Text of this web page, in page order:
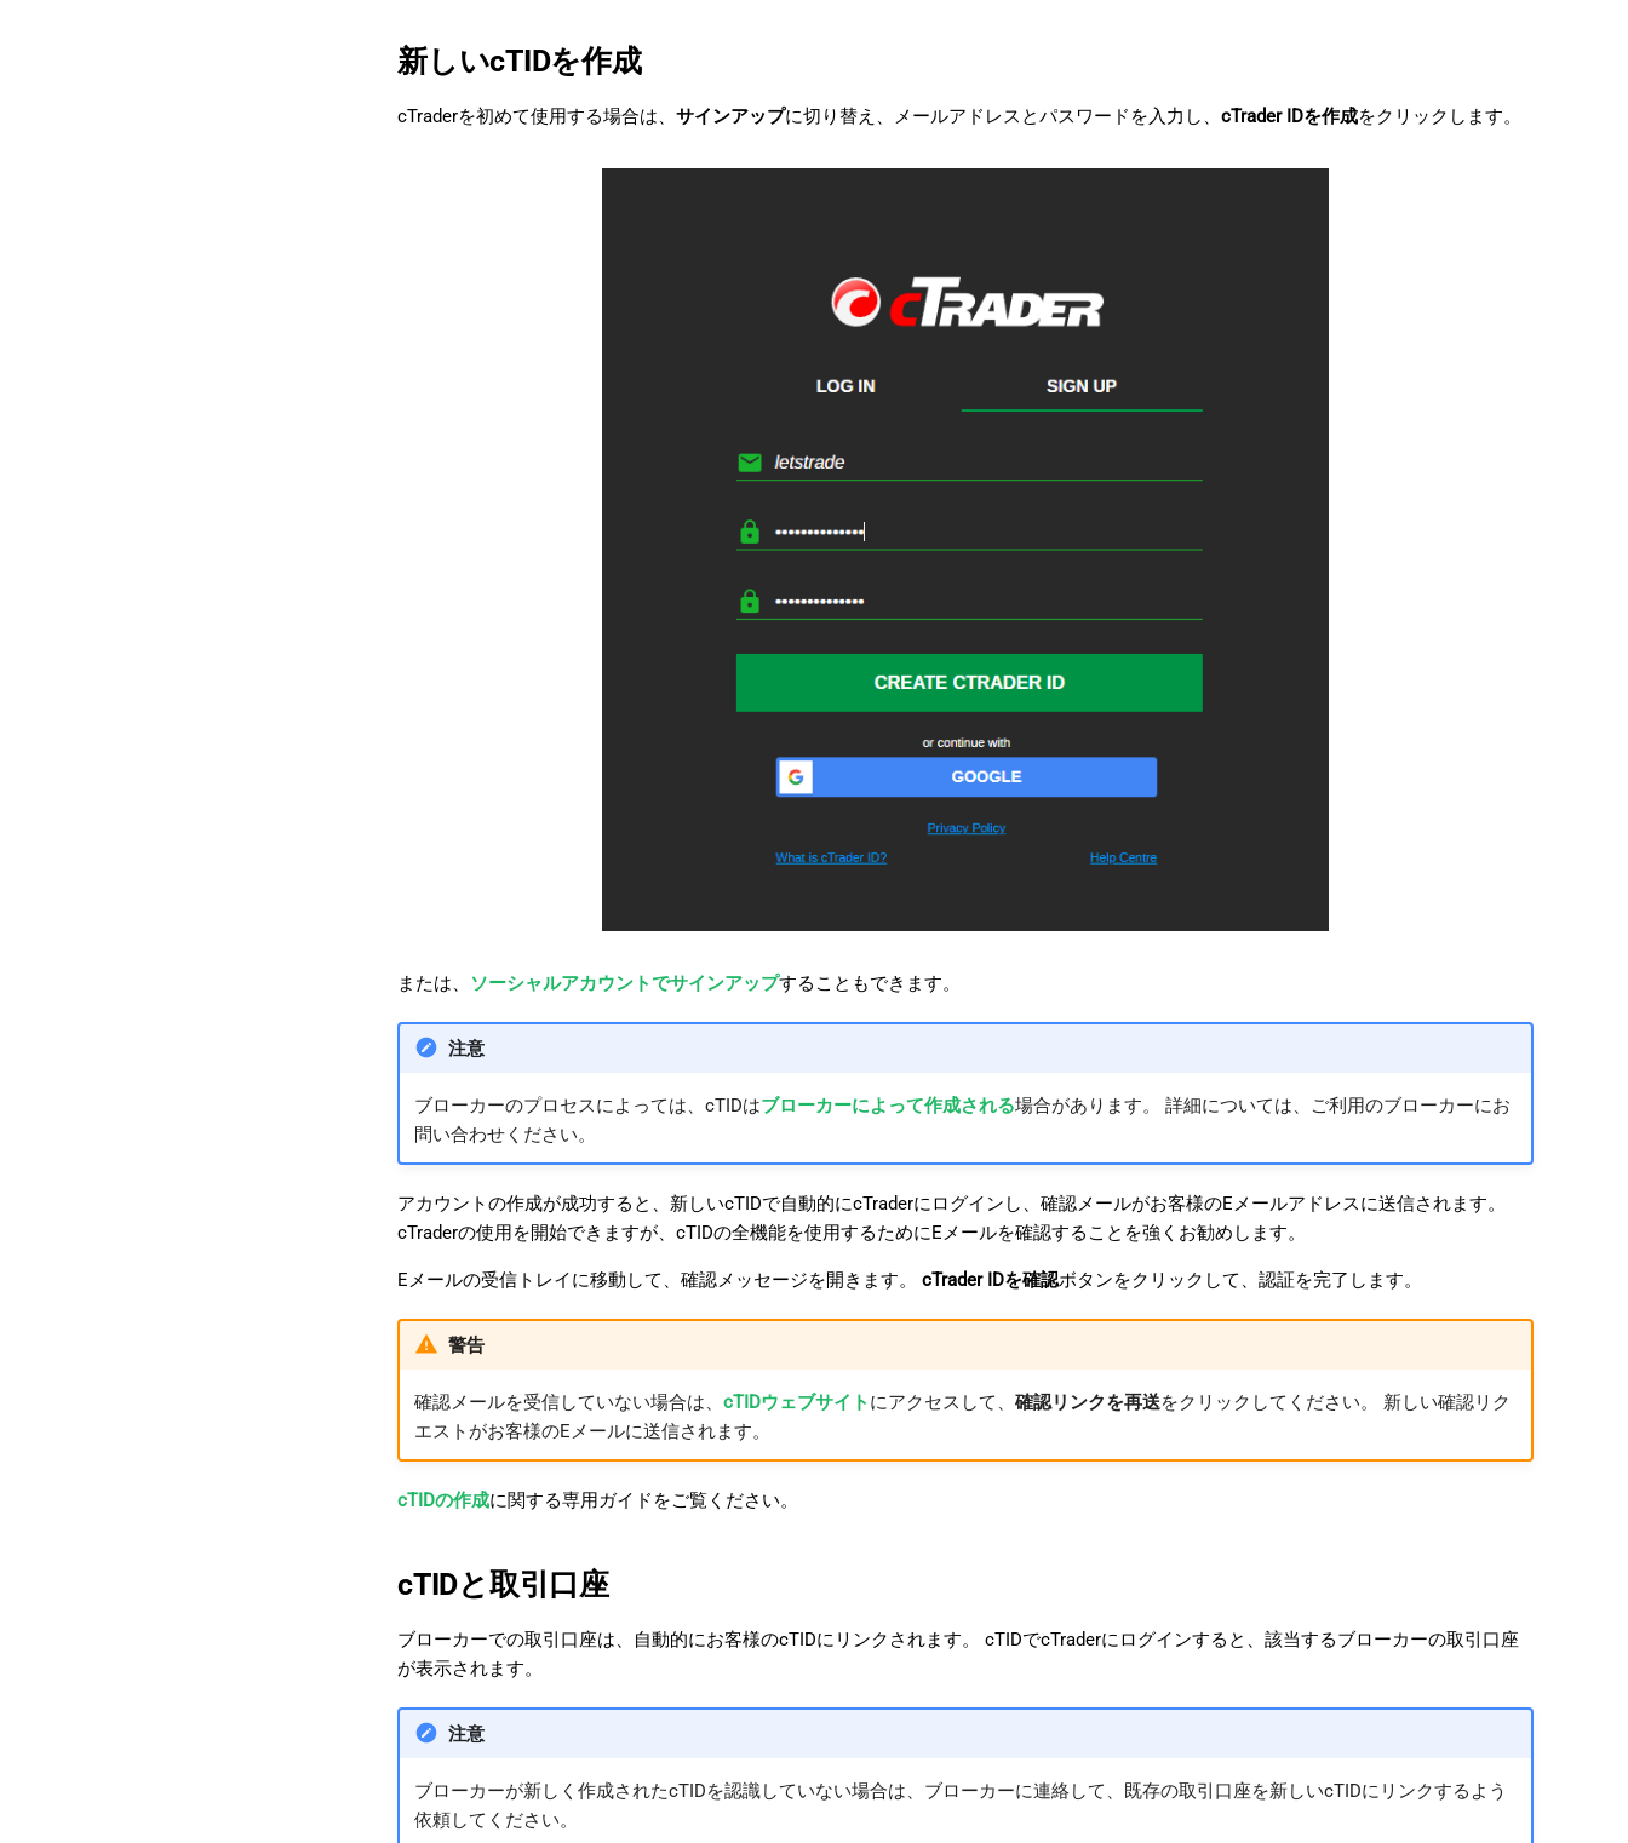
新しいcTIDを作成
cTraderを初めて使用する場合は、 サインアップに切り替え、メールアドレスとパスワードを入力し、 cTrader IDを作成をクリックします。
または、 ソーシャルアカウントでサインアップすることもできます。
注意
ブローカーのプロセスによっては、cTIDはブローカーによって作成される場合があります。 詳細については、ご利用のブローカーにお
問い合わせください。
アカウントの作成が成功すると、新しいcTIDで自動的にcTraderにログインし、確認メールがお客様のEメールアドレスに送信されます。
cTraderの使用を開始できますが、cTIDの全機能を使用するためにEメールを確認することを強くお勧めします。
Eメールの受信トレイに移動して、確認メッセージを開きます。 cTrader IDを確認ボタンをクリックして、認証を完了します。
警告
確認メールを受信していない場合は、 cTIDウェブサイト にアクセスして、 確認リンクを再送をクリックしてください。 新しい確認リク
エストがお客様のEメールに送信されます。
cTIDの作成に関する専用ガイドをご覧ください。
cTIDと取引口座
ブローカーでの取引口座は、自動的にお客様のcTIDにリンクされます。 cTIDでcTraderにログインすると、該当するブローカーの取引口座
が表示されます。
注意
ブローカーが新しく作成されたcTIDを認識していない場合は、ブローカーに連絡して、既存の取引口座を新しいcTIDにリンクするよう
依頼してください。